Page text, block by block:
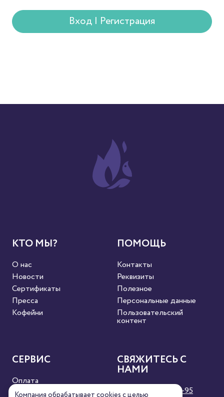
Вход | Регистрация
КТО МЫ?
О нас
Новости
Сертификаты
Пресса
Кофейни
ПОМОЩЬ
Контакты
Реквизиты
Полезное
Персональные данные
Пользовательский
контент
СЕРВИС
Оплата
Доставка
СВЯЖИТЕСЬ С
НАМИ
8 (800) 333-63-95
Компания обрабатывает cookies с целью